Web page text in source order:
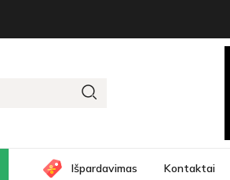
Išpardavimas Kontaktai